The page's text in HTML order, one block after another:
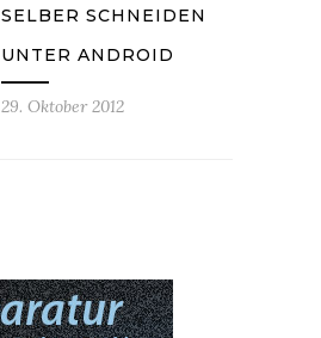
SELBER SCHNEIDEN
UNTER ANDROID
29. Oktober 2012